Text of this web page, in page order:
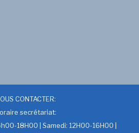
CONTACTER:
secrétariat:
18H00 | Samedi: 12H00-16H00 |